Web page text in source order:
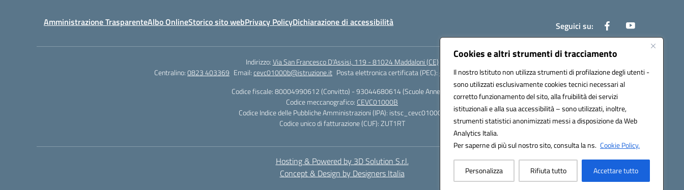
Cookies e altri strumenti di tracciamento
Il nostro Istituto non utilizza strumenti di profilazione degli utenti -
sono utilizzati esclusivamente cookies tecnici necessari al
corretto funzionamento del sito, alla fruibilità dei servizi
istituzionali e alla sua accessibilità – sono utilizzati, inoltre,
strumenti statistici anonimizzati messi a disposizione da Web
Analytics Italia.
Per saperne di più sul nostro sito, consulta la ns. Cookie Policy.
Personalizza Rifiuta tutto Accettare tutto
Amministrazione TrasparenteAlbo OnlineStorico sito webPrivacy PolicyDichiarazione di accessibilità Seguici su:
Indirizzo:Via San Francesco D'Assisi, 119 - 81024 Maddaloni (CE)
Centralino:0823 403369 Email:cevc01000b@istruzione.it Posta elettronica certificata (PEC):cevc01000b@pec.istruzione.it
Codice fiscale: 80004990612 (Convitto) - 93044680614 (Scuole Annesse)
Codice meccanografico: CEVC01000B
Codice Indice delle Pubbliche Amministrazioni (IPA): istsc_cevc01000b
Codice unico di fatturazione (CUF): ZUT1RT
Hosting & Powered by 3D Solution S.r.l.
Concept & Design by Designers Italia